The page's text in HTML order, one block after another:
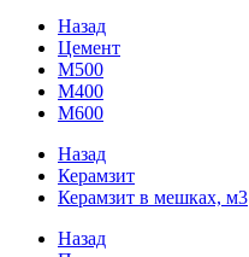
Назад
Цемент
М500
М400
М600
Назад
Керамзит
Керамзит в мешках, м3
Назад